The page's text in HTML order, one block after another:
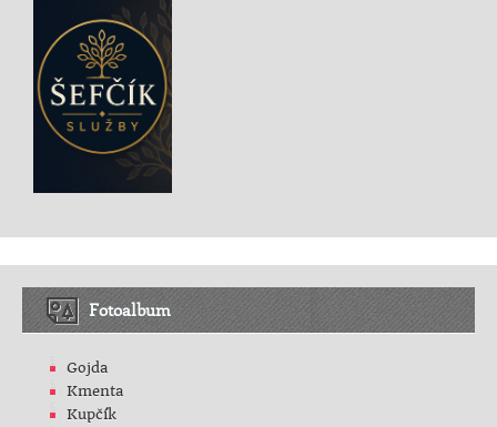
Fotoalbum
Gojda
Kmenta
Kupčík